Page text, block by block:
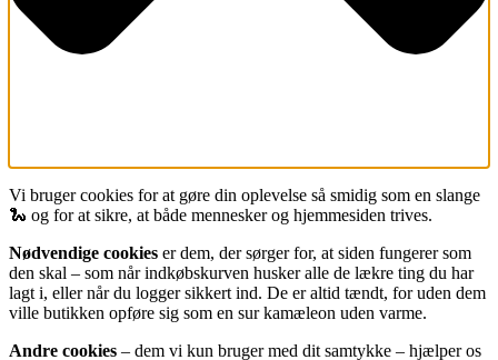
Vi bruger cookies for at gøre din oplevelse så smidig som en slange
🐍 og for at sikre, at både mennesker og hjemmesiden trives.
Nødvendige cookies er dem, der sørger for, at siden fungerer som
den skal – som når indkøbskurven husker alle de lækre ting du har
lagt i, eller når du logger sikkert ind. De er altid tændt, for uden dem
ville butikken opføre sig som en sur kamæleon uden varme.
Andre cookies – dem vi kun bruger med dit samtykke – hjælper os